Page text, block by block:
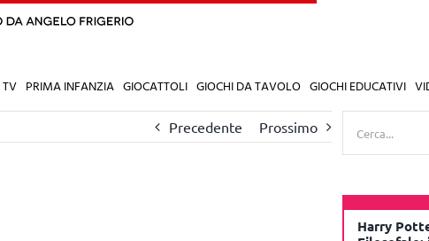
PRIMA INFANZIA GIOCATTOLI GIOCHI DA TAVOLO GIOCHI EDUCATIVI
Precedente Prossimo
Harry